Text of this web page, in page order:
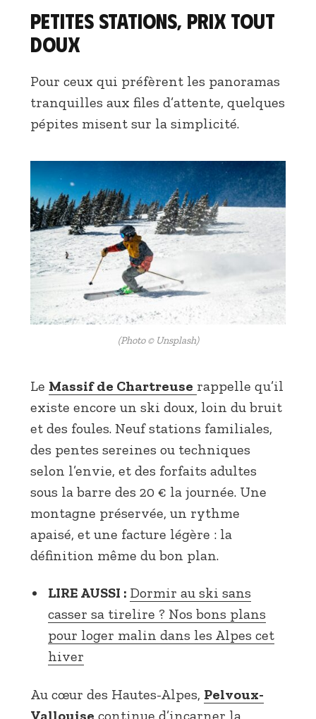
Petites stations, prix tout
doux
Pour ceux qui préfèrent les panoramas
tranquilles aux files d’attente, quelques
pépites misent sur la simplicité.
(Photo © Unsplash)
Le Massif de Chartreuse rappelle qu’il
existe encore un ski doux, loin du bruit
et des foules. Neuf stations familiales,
des pentes sereines ou techniques
selon l’envie, et des forfaits adultes
sous la barre des 20 € la journée. Une
montagne préservée, un rythme
apaisé, et une facture légère : la
définition même du bon plan.
LIRE AUSSI : Dormir au ski sans
casser sa tirelire ? Nos bons plans
pour loger malin dans les Alpes cet
hiver
Au cœur des Hautes-Alpes, Pelvoux-
Vallouise continue d’incarner la